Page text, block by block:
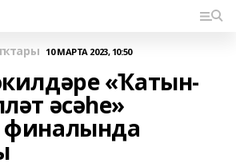
10 МАРТА 2023, 10:50
«Ҡатын-
әсәһе»
финалында